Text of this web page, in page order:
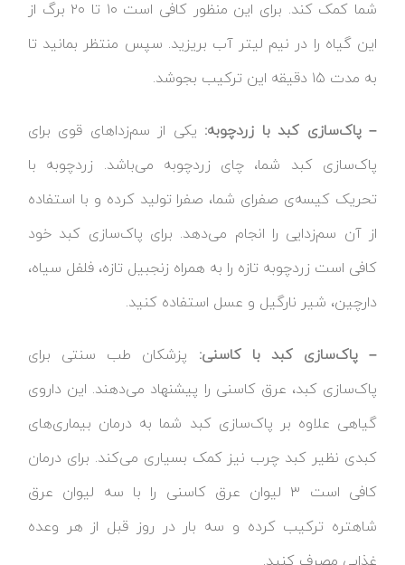
شما کمک کند. برای این منظور کافی است ۱۰ تا ۲۰ برگ از
این گیاه را در نیم لیتر آب بریزید. سپس منتظر بمانید تا
به مدت ۱۵ دقیقه این ترکیب بجوشد.
– پاک‌سازی کبد با زردچوبه: یکی از سم‌زداهای قوی برای
پاک‌سازی کبد شما، چای زردچوبه می‌باشد. زردچوبه با
تحریک کیسه‌ی صفرای شما، صفرا تولید کرده و با استفاده
از آن سم‌زدایی را انجام می‌دهد. برای پاک‌سازی کبد خود
کافی است زردچوبه تازه را به همراه زنجبیل تازه، فلفل سیاه،
دارچین، شیر نارگیل و عسل استفاده کنید.
– پاک‌سازی کبد با کاسنی: پزشکان طب سنتی برای
پاک‌سازی کبد، عرق کاسنی را پیشنهاد می‌دهند. این داروی
گیاهی علاوه بر پاک‌سازی کبد شما به درمان بیماری‌های
کبدی نظیر کبد چرب نیز کمک بسیاری می‌کند. برای درمان
کافی است ۳ لیوان عرق کاسنی را با سه لیوان عرق
شاه‎تره ترکیب کرده و سه بار در روز قبل از هر وعده